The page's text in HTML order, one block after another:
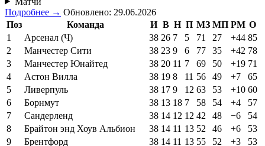
Подробнее → Обновлено: 29.06.2026
Поз
Команда И В Н П МЗ МП РМ О
1
Арсенал (Ч) 38 26 7 5 71 27 +44 85
2
Манчестер Сити 38 23 9 6 77 35 +42 78
3
Манчестер Юнайтед 38 20 11 7 69 50 +19 71
4
Астон Вилла 38 19 8 11 56 49 +7
65
5
Ливерпуль 38 17 9 12 63 53 +10 60
6
Борнмут 38 13 18 7 58 54 +4
57
7
Сандерленд 38 14 12 12 42 48 −6
54
8
Брайтон энд Хоув Альбион 38 14 11 13 52 46 +6
53
9
Брентфорд 38 14 11 13 55 52 +3
53